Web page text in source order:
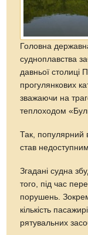
Головна
судноплавства
давньої столиці
прогулянкових
зважаючи на
теплоходом
Так, популярний
став недоступним.
Згадані судна
того, під час
порушень.
кількість
рятувальних